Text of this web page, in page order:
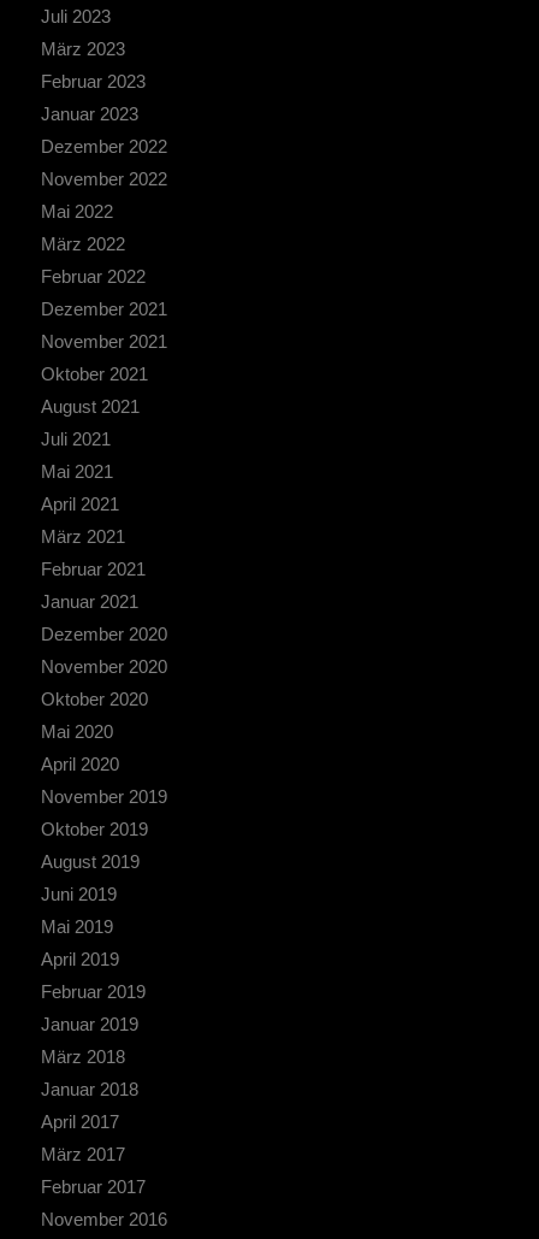
Juli 2023
März 2023
Februar 2023
Januar 2023
Dezember 2022
November 2022
Mai 2022
März 2022
Februar 2022
Dezember 2021
November 2021
Oktober 2021
August 2021
Juli 2021
Mai 2021
April 2021
März 2021
Februar 2021
Januar 2021
Dezember 2020
November 2020
Oktober 2020
Mai 2020
April 2020
November 2019
Oktober 2019
August 2019
Juni 2019
Mai 2019
April 2019
Februar 2019
Januar 2019
März 2018
Januar 2018
April 2017
März 2017
Februar 2017
November 2016